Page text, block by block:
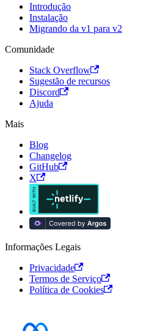
Introdução
Instalação
Migrando da v1 para v2
Comunidade
Stack Overflow
Sugestão de recursos
Discord
Ajuda
Mais
Blog
Changelog
GitHub
X
Informações Legais
Privacidade
Termos de Serviço
Política de Cookies